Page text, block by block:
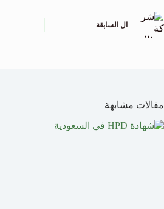
ال السابقة
مقالات مشابهة